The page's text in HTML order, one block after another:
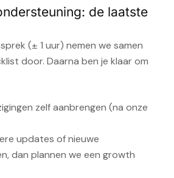
de laatste
(± 1 uur) nemen we samen
door. Daarna ben je klaar om
zelf aanbrengen (na onze
updates of nieuwe
dan plannen we een growth